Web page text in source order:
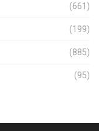
(661)
(199)
(885)
(95)